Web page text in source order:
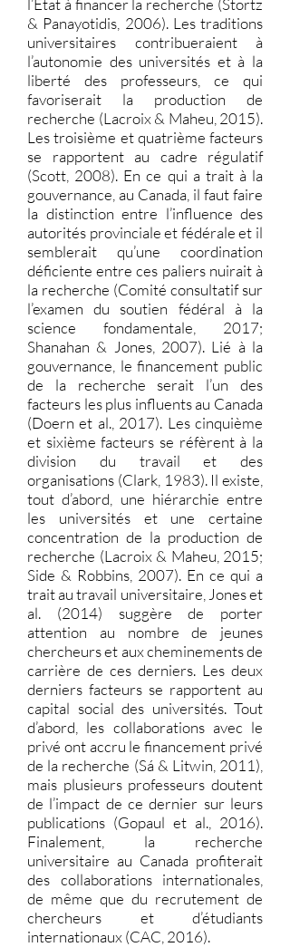
l’État à financer la recherche (Stortz
& Panayotidis, 2006). Les traditions
universitaires contribueraient à
l’autonomie des universités et à la
liberté des professeurs, ce qui
favoriserait la production de
recherche (Lacroix & Maheu, 2015).
Les troisième et quatrième facteurs
se rapportent au cadre régulatif
(Scott, 2008). En ce qui a trait à la
gouvernance, au Canada, il faut faire
la distinction entre l’influence des
autorités provinciale et fédérale et il
semblerait qu’une coordination
déficiente entre ces paliers nuirait à
la recherche (Comité consultatif sur
l’examen du soutien fédéral à la
science fondamentale, 2017;
Shanahan & Jones, 2007). Lié à la
gouvernance, le financement public
de la recherche serait l’un des
facteurs les plus influents au Canada
(Doern et al., 2017). Les cinquième
et sixième facteurs se réfèrent à la
division du travail et des
organisations (Clark, 1983). Il existe,
tout d’abord, une hiérarchie entre
les universités et une certaine
concentration de la production de
recherche (Lacroix & Maheu, 2015;
Side & Robbins, 2007). En ce qui a
trait au travail universitaire, Jones et
al. (2014) suggère de porter
attention au nombre de jeunes
chercheurs et aux cheminements de
carrière de ces derniers. Les deux
derniers facteurs se rapportent au
capital social des universités. Tout
d’abord, les collaborations avec le
privé ont accru le financement privé
de la recherche (Sá & Litwin, 2011),
mais plusieurs professeurs doutent
de l’impact de ce dernier sur leurs
publications (Gopaul et al., 2016).
Finalement, la recherche
universitaire au Canada profiterait
des collaborations internationales,
de même que du recrutement de
chercheurs et d’étudiants
internationaux (CAC, 2016).